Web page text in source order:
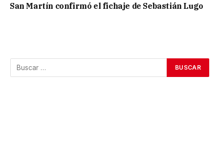
San Martín confirmó el fichaje de Sebastián Lugo